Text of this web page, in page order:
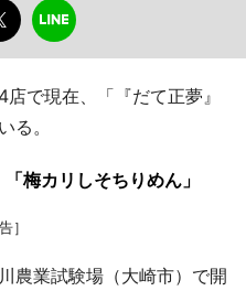
で現在、「『だて正夢』
る。
梅カリしそちりめん」
］
農業試験場（大崎市）で開